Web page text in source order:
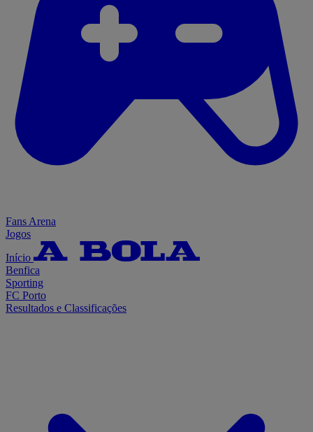
Fans Arena
Jogos
Início
Benfica
Sporting
FC Porto
Resultados e Classificações